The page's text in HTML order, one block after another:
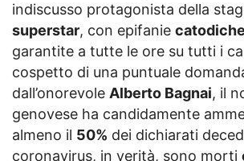
indiscusso protagonista della
superstar, con epifanie catodiche
garantite a tutte le ore su tutti i
cospetto di una puntuale
dall’onorevole Alberto Bagnai, il
genovese ha candidamente
almeno il 50% dei dichiarati
coronavirus, in verità, sono morti